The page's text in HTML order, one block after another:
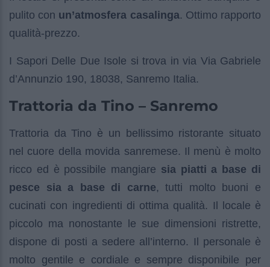
pulito con un’atmosfera casalinga. Ottimo rapporto
qualità-prezzo.
I Sapori Delle Due Isole si trova in via Via Gabriele
d’Annunzio 190, 18038, Sanremo Italia.
Trattoria da Tino – Sanremo
Trattoria da Tino è un bellissimo ristorante situato
nel cuore della movida sanremese. Il menù è molto
ricco ed è possibile mangiare sia piatti a base di
pesce sia a base di carne, tutti molto buoni e
cucinati con ingredienti di ottima qualità. Il locale è
piccolo ma nonostante le sue dimensioni ristrette,
dispone di posti a sedere all’interno. Il personale è
molto gentile e cordiale e sempre disponibile per